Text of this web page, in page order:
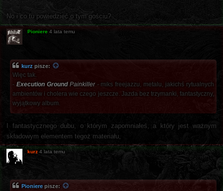
No i co tu powiedzieć o tym gościu?
Pioniere 4 lata temu
kurz pisze:
Więc tak.
- Execution Ground Painkiller- miks freejazzu, metalu, jakichś rytualnych
ambientów i cholera wie czego jeszcze. Jazda bez trzymanki, fantastyczny,
wyjątkowy album.
I fantastycznego dubu, o którym zapomniałeś, a który jest ważnym
składowym elementem tegoż materiału,
kurz 4 lata temu
Pioniere pisze: